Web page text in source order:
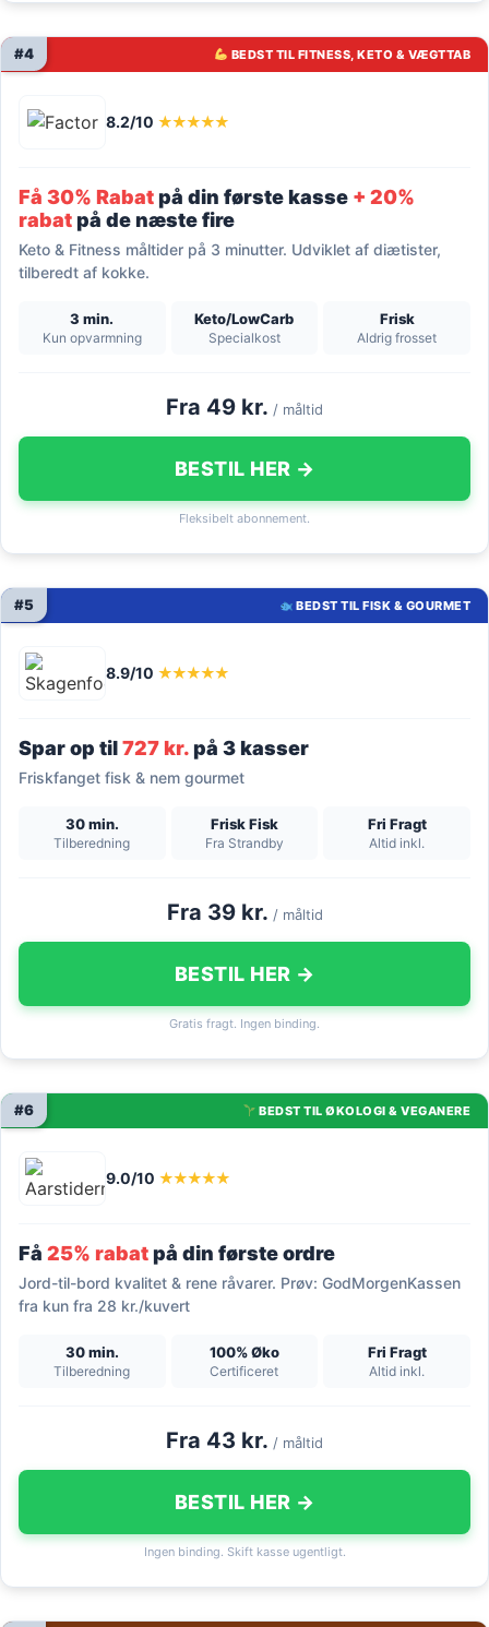
BEDST TIL FITNESS, KETO & VÆGTTAB
#4
8.2/10 ★★★★★
Få 30% Rabatpå din første kasse + 20%
rabatpå de næste fire
Keto & Fitness måltider på 3 minutter. Udviklet af diætister,
tilberedt af kokke.
3 min.
Kun opvarmning
Keto/LowCarb
Specialkost
Frisk
Aldrig frosset
Fra 49 kr. / måltid
BESTIL HER →
Fleksibelt abonnement.
BEDST TIL FISK & GOURMET
#5
8.9/10 ★★★★★
Spar op til727 kr.på 3 kasser
Friskfanget fisk & nem gourmet
30 min.
Tilberedning
Frisk Fisk
Fra Strandby
Fri Fragt
Altid inkl.
Fra 39 kr. / måltid
BESTIL HER →
Gratis fragt. Ingen binding.
BEDST TIL ØKOLOGI & VEGANERE
#6
9.0/10 ★★★★★
Få 25% rabatpå din første ordre
Jord-til-bord kvalitet & rene råvarer. Prøv: GodMorgenKassen
fra kun fra 28 kr./kuvert
30 min.
Tilberedning
100% Øko
Certificeret
Fri Fragt
Altid inkl.
Fra 43 kr. / måltid
BESTIL HER →
Ingen binding. Skift kasse ugentligt.